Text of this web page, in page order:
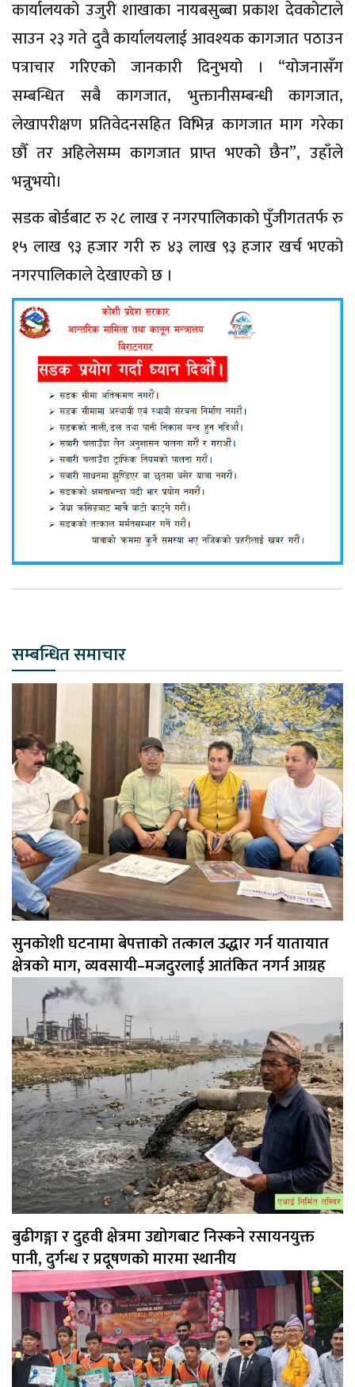
कार्यालयको उजुरी शाखाका नायबसुब्बा प्रकाश देवकोटाले
साउन २३ गते दुवै कार्यालयलाई आवश्यक कागजात पठाउन
पत्राचार गरिएको जानकारी दिनुभयो । “योजनासँग
सम्बन्धित सबै कागजात, भुक्तानीसम्बन्धी कागजात,
लेखापरीक्षण प्रतिवेदनसहित विभिन्न कागजात माग गरेका
छौँ तर अहिलेसम्म कागजात प्राप्त भएको छैन”, उहाँले
भन्नुभयो।
सडक बोर्डबाट रु २८ लाख र नगरपालिकाको पुँजीगततर्फ रु
१५ लाख ९३ हजार गरी रु ४३ लाख ९३ हजार खर्च भएको
नगरपालिकाले देखाएको छ ।
सम्बन्धित समाचार
सुनकोशी घटनामा बेपत्ताको तत्काल उद्धार गर्न यातायात
क्षेत्रको माग, व्यवसायी–मजदुरलाई आतंकित नगर्न आग्रह
बुढीगङ्गा र दुहवी क्षेत्रमा उद्योगबाट निस्कने रसायनयुक्त
पानी, दुर्गन्ध र प्रदूषणको मारमा स्थानीय